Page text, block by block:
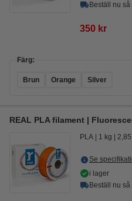
Beställ nu
350 kr
Färg:
Brun Orange Silver
REAL PLA filament |
PLA 1 kg
Se
i lager
Beställ nu